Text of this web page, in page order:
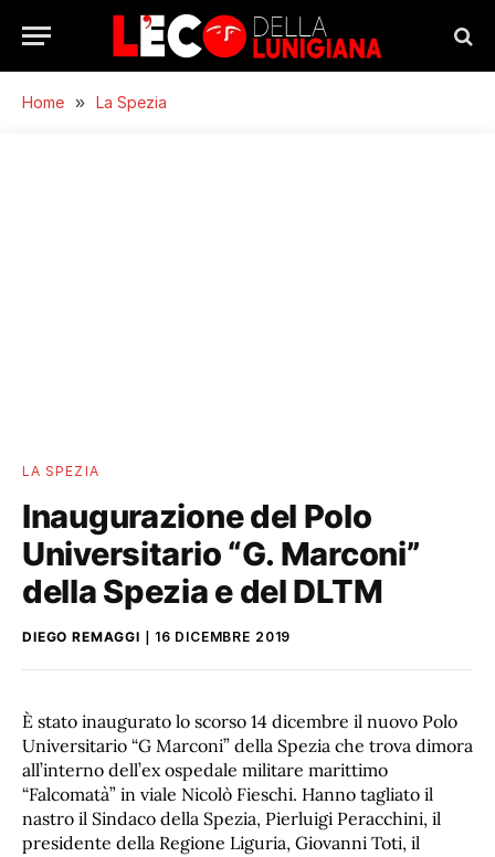
Home » La Spezia
LA SPEZIA
Inaugurazione del Polo
Universitario “G. Marconi”
della Spezia e del DLTM
DIEGO REMAGGI 16 DICEMBRE 2019
È stato inaugurato lo scorso 14 dicembre il nuovo Polo
Universitario “G Marconi” della Spezia che trova dimora
all’interno dell’ex ospedale militare marittimo
“Falcomatà” in viale Nicolò Fieschi. Hanno tagliato il
nastro il Sindaco della Spezia, Pierluigi Peracchini, il
presidente della Regione Liguria, Giovanni Toti, il